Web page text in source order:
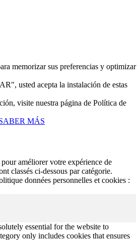
memorizar sus preferencias y optimizar
usted acepta la instalación de estas
visite nuestra página de Política de
MÁS
améliorer votre expérience de
classés ci-dessous par catégorie.
données personnelles et cookies :
essential for the website to
only includes cookies that ensures